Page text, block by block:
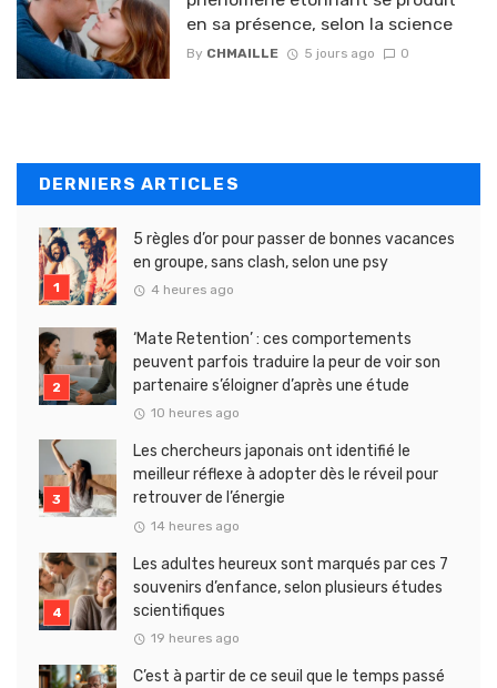
en sa présence, selon la science
By CHMAILLE 5 jours ago 0
DERNIERS ARTICLES
5 règles d’or pour passer de bonnes vacances
en groupe, sans clash, selon une psy
4 heures ago
‘Mate Retention’ : ces comportements
peuvent parfois traduire la peur de voir son
partenaire s’éloigner d’après une étude
10 heures ago
Les chercheurs japonais ont identifié le
meilleur réflexe à adopter dès le réveil pour
retrouver de l’énergie
14 heures ago
Les adultes heureux sont marqués par ces 7
souvenirs d’enfance, selon plusieurs études
scientifiques
19 heures ago
C’est à partir de ce seuil que le temps passé